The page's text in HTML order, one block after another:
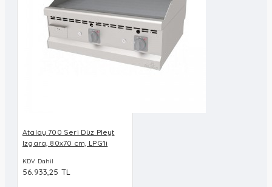
Atalay 700 Seri Düz Pleyt
Izgara, 80x70 cm, LPG'li
KDV Dahil
56.933,25 TL